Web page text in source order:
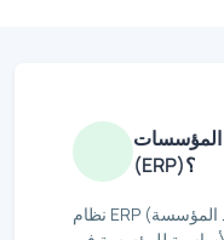
المؤسسات
(ERP)؟
نظام ERP (نظام تخطيط موارد المؤسسة) هو حل برمجي